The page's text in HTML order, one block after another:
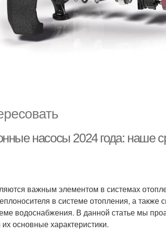
насосы 2024 года: наше
важным элементом в системах
в системе отопления, а также
водоснабжения. В данной статье мы
основные характеристики.